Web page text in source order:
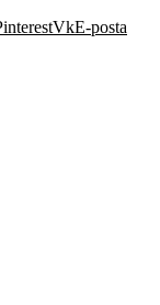
VkE-posta